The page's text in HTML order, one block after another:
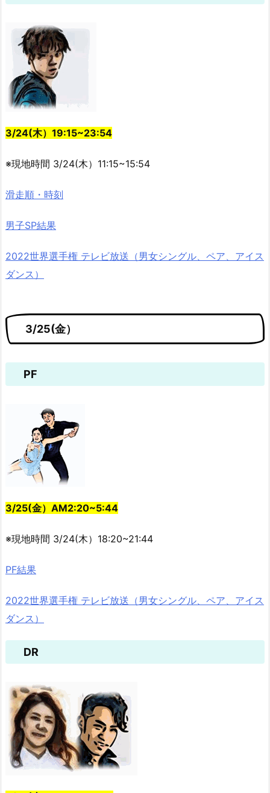
3/24(木）19:15~23:54
※現地時間 3/24(木）11:15~15:54
滑走順・時刻
男子SP結果
2022世界選手権 テレビ放送（男女シングル、ペア、アイス
ダンス）
3/25(金）
PF
3/25(金）AM2:20~5:44
※現地時間 3/24(木）18:20~21:44
PF結果
2022世界選手権 テレビ放送（男女シングル、ペア、アイス
ダンス）
DR